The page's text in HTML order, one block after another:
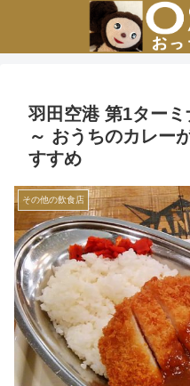
羽田空港 第1ターミ
～ おうちのカレー
すすめ
その他の飲食店